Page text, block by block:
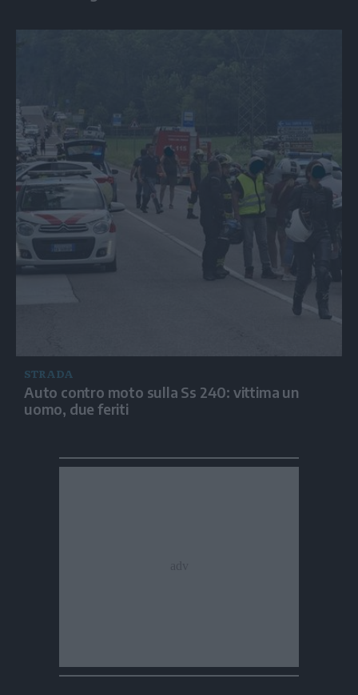
STRADA
Auto contro moto sulla Ss 240: vittima un
uomo, due feriti